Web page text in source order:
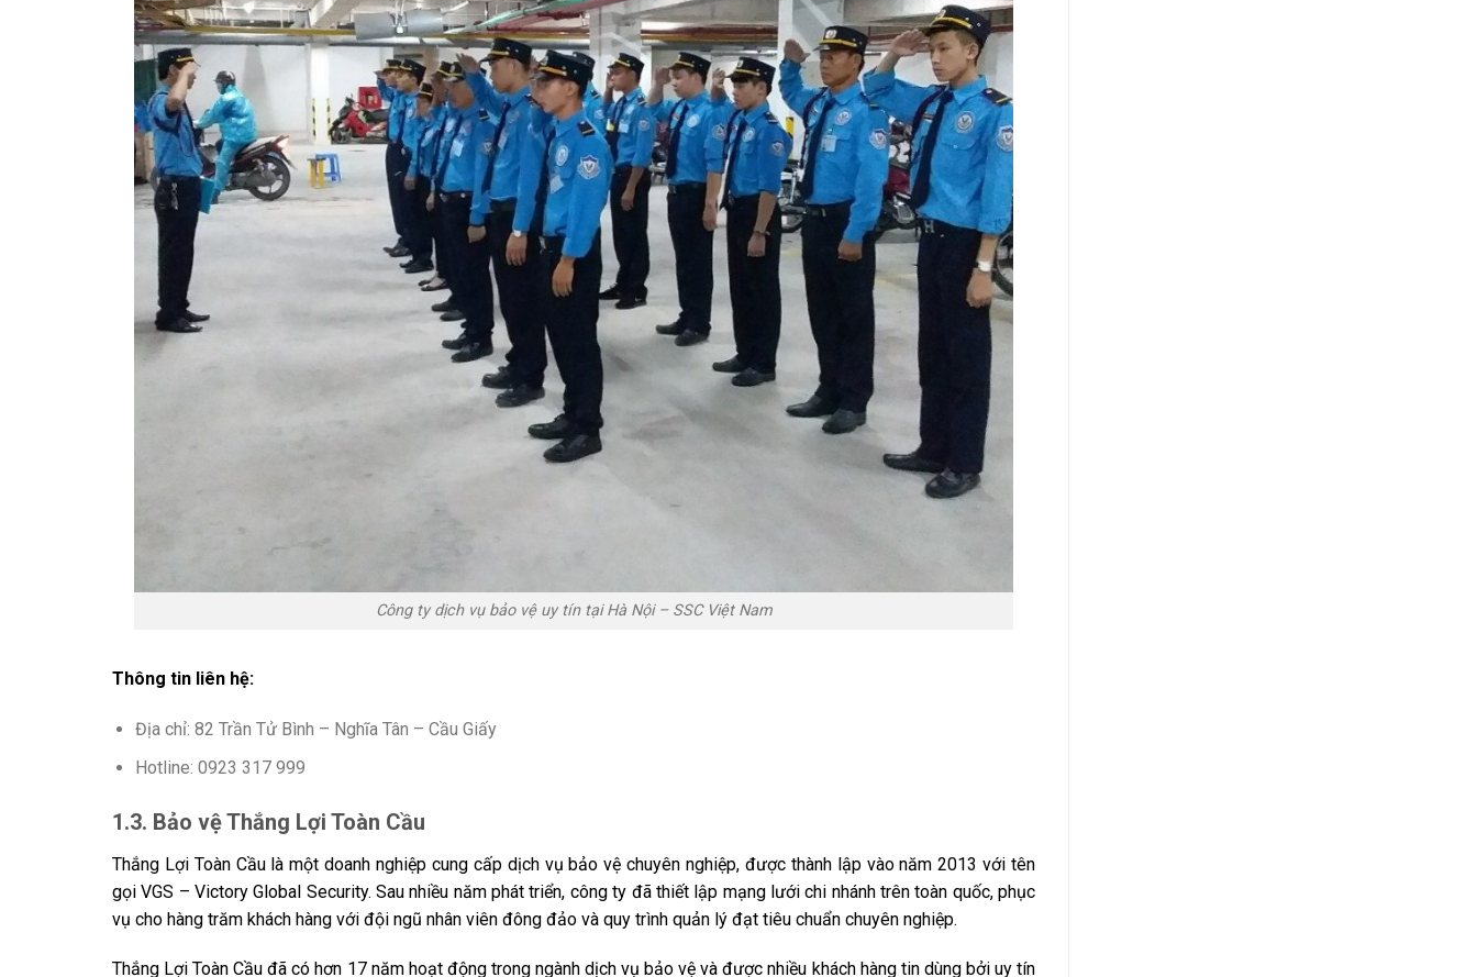
Công ty dịch vụ bảo vệ uy tín tại Hà Nội – SSC Việt Nam
Thông tin liên hệ:
Địa chỉ: 82 Trần Tử Bình – Nghĩa Tân – Cầu Giấy
Hotline: 0923 317 999
1.3. Bảo vệ Thắng Lợi Toàn Cầu
Thắng Lợi Toàn Cầu là một doanh nghiệp cung cấp dịch vụ bảo vệ chuyên nghiệp, được thành lập vào năm 2013 với tên
gọi VGS – Victory Global Security. Sau nhiều năm phát triển, công ty đã thiết lập mạng lưới chi nhánh trên toàn quốc, phục
vụ cho hàng trăm khách hàng với đội ngũ nhân viên đông đảo và quy trình quản lý đạt tiêu chuẩn chuyên nghiệp.
Thắng Lợi Toàn Cầu đã có hơn 17 năm hoạt động trong ngành dịch vụ bảo vệ và được nhiều khách hàng tin dùng bởi uy tín